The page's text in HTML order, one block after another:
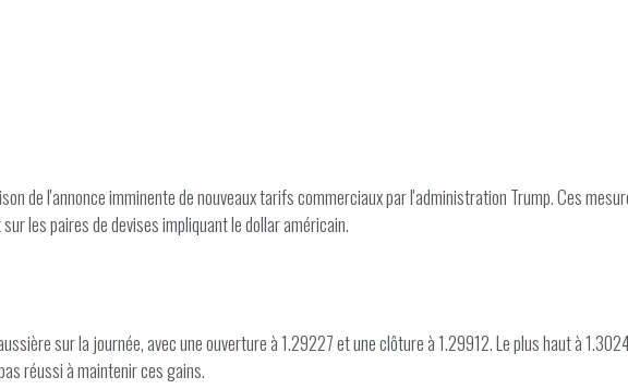
de l'annonce imminente de nouveaux tarifs commerciaux par l'administration Trump. Ces
les paires de devises impliquant le dollar américain.
sur la journée, avec une ouverture à 1.29227 et une clôture à 1.29912. Le plus haut à
réussi à maintenir ces gains.